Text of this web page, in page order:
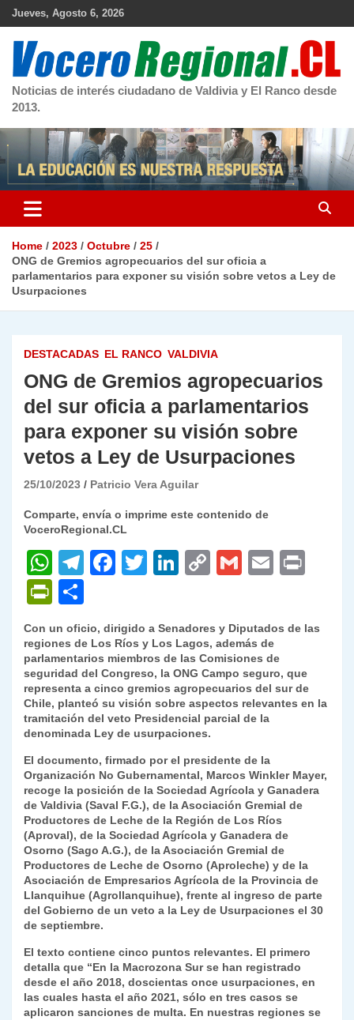
Skip
Jueves, Agosto 6, 2026
Noticias de interés ciudadano de Valdivia y El Ranco desde
2013.
Home 2023 Octubre
25
ONG de Gremios agropecuarios del sur oficia a
parlamentarios para exponer su visión sobre vetos a Ley de
Usurpaciones
DESTACADAS EL RANCO VALDIVIA
ONG de Gremios agropecuarios
del sur oficia a parlamentarios
para exponer su visión sobre
vetos a Ley de Usurpaciones
25/10/2023 Patricio Vera Aguilar
Comparte, envía o imprime este contenido de
VoceroRegional.CL
W
h
at
s
A
p
p
T
gr
a
m
F
e
b
o
o
k
T
er
Li
e
dI
n
C
y
Li
n
k
G
l
E
l
P
nt
Fr
ie
n
dl
y
o
m
p
ar
tir
Con un oficio, dirigido a Senadores y Diputados de las
regiones de Los Ríos y Los Lagos, además de
parlamentarios miembros de las Comisiones de
seguridad del Congreso, la ONG Campo seguro, que
representa a cinco gremios agropecuarios del sur de
Chile, planteó su visión sobre aspectos relevantes en la
tramitación del veto Presidencial parcial de la
denominada Ley de usurpaciones.
El documento, firmado por el presidente de la
Organización No Gubernamental, Marcos Winkler Mayer,
recoge la posición de la Sociedad Agrícola y Ganadera
de Valdivia (Saval F.G.), de la Asociación Gremial de
Productores de Leche de la Región de Los Ríos
(Aproval), de la Sociedad Agrícola y Ganadera de
Osorno (Sago A.G.), de la Asociación Gremial de
Productores de Leche de Osorno (Aproleche) y de la
Asociación de Empresarios Agrícola de la Provincia de
Llanquihue (Agrollanquihue), frente al ingreso de parte
del Gobierno de un veto a la Ley de Usurpaciones el 30
de septiembre.
El texto contiene cinco puntos relevantes. El primero
detalla que “En la Macrozona Sur se han registrado
desde el año 2018, doscientas once usurpaciones, en
las cuales hasta el año 2021, sólo en tres casos se
aplicaron sanciones de multa. En nuestras regiones se